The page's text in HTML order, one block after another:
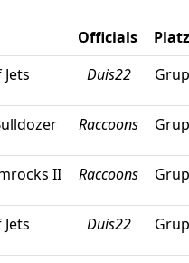
Officials Platz
Duis22
Raccoons
II Raccoons
Duis22